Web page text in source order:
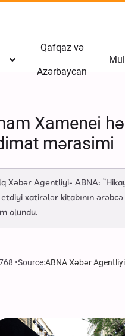
Qafqaz və
Azərbaycan
Xamenei
mərasimi
Agentliyi- ABNA:
xatirələr kitabının
olundu.
Source:ABNA Xəbər Agentliyi